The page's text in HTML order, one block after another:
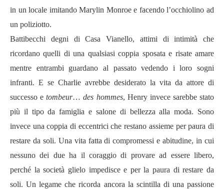
in un locale imitando Marylin Monroe e facendo l’occhiolino ad
un poliziotto.
Battibecchi degni di Casa Vianello, attimi di intimità che
ricordano quelli di una qualsiasi coppia sposata e risate amare
mentre entrambi guardano al passato vedendo i loro sogni
infranti. E se Charlie avrebbe desiderato la vita da attore di
successo etombeur…des hommes, Henry invece sarebbe stato
più il tipo da famiglia e salone di bellezza alla moda. Sono
invece una coppia di eccentrici che restano assieme per paura di
restare da soli. Una vita fatta di compromessi e abitudine, in cui
nessuno dei due ha il coraggio di provare ad essere libero,
perché la società glielo impedisce e per la paura di restare da
soli. Un legame che ricorda ancora la scintilla di una passione